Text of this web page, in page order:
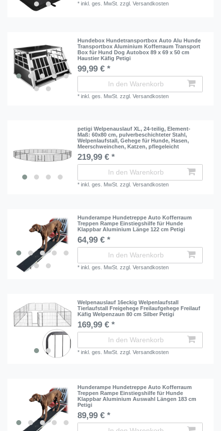
*inkl. ges. MwSt. zzgl.Versandkosten
Hundebox Hundetransportbox Auto Alu Hunde
Transportbox Aluminium Kofferraum Transport
Box für Hund Dog Autobox 89 x 69 x 50 cm
Haustier Käfig Petigi
99,99 € *
In den Warenkorb
*inkl. ges. MwSt. zzgl.Versandkosten
petigi Welpenauslauf XL, 24-teilig, Element-
Maß: 60x80 cm, pulverbeschichteter Stahl,
Welpenlaufstall, Gehege für Hunde, Hasen,
Meerschweinchen, Katzen, pflegeleicht
219,99 € *
In den Warenkorb
*inkl. ges. MwSt. zzgl.Versandkosten
Hunderampe Hundetreppe Auto Kofferraum
Treppen Rampe Einstiegshilfe für Hunde
Klappbar Aluminium Länge 122 cm Petigi
64,99 € *
In den Warenkorb
*inkl. ges. MwSt. zzgl.Versandkosten
Welpenauslauf 16eckig Welpenlaufstall
Tierlaufstall Freigehege Freilaufgehege Freilauf
Käfig Welpenzaun 80 cm Silber Petigi
169,99 € *
In den Warenkorb
*inkl. ges. MwSt. zzgl.Versandkosten
Hunderampe Hundetreppe Auto Kofferraum
Treppen Rampe Einstiegshilfe für Hunde
Klappbar Aluminium Auswahl Längen 183 cm
Petigi
89,99 € *